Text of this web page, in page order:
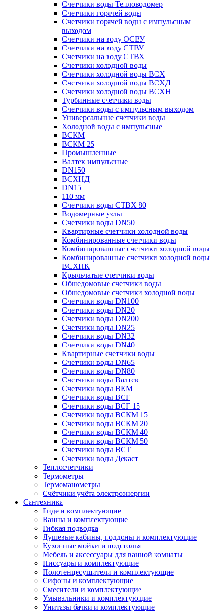
Счетчики воды Тепловодомер
Счетчики горячей воды
Счетчики горячей воды с импульсным
выходом
Счетчики на воду ОСВУ
Счетчики на воду СТВУ
Счетчики на воду СТВХ
Счетчики холодной воды
Счетчики холодной воды ВСХ
Счетчики холодной воды ВСХД
Счетчики холодной воды ВСХН
Турбинные счетчики воды
Счетчики воды с импульсным выходом
Универсальные счетчики воды
Холодной воды с импульсные
ВСКМ
ВСКМ 25
Промышленные
Валтек импульсные
DN150
ВСХНД
DN15
110 мм
Счетчики воды СТВХ 80
Водомерные узлы
Счетчики воды DN50
Квартирные счетчики холодной воды
Комбинированные счетчики воды
Комбинированные счетчики холодной воды
Комбинированные счетчики холодной воды
ВСХНК
Крыльчатые счетчики воды
Общедомовые счетчики воды
Общедомовые счетчики холодной воды
Счетчики воды DN100
Счетчики воды DN20
Счетчики воды DN200
Счетчики воды DN25
Счетчики воды DN32
Счетчики воды DN40
Квартирные счетчики воды
Счетчики воды DN65
Счетчики воды DN80
Счетчики воды Валтек
Счетчики воды ВКМ
Счетчики воды ВСГ
Счетчики воды ВСГ 15
Счетчики воды ВСКМ 15
Счетчики воды ВСКМ 20
Счетчики воды ВСКМ 40
Счетчики воды ВСКМ 50
Счетчики воды ВСТ
Счетчики воды Декаст
Теплосчетчики
Термометры
Термоманометры
Счётчики учёта электроэнергии
Сантехника
Биде и комплектующие
Ванны и комплектующие
Гибкая подводка
Душевые кабины, поддоны и комплектующие
Кухонные мойки и подстолья
Мебель и аксессуары для ванной комнаты
Писсуары и комплектующие
Полотенцесушители и комплектующие
Сифоны и комплектующие
Смесители и комплектующие
Умывальники и комплектующие
Унитазы бачки и комплектующие